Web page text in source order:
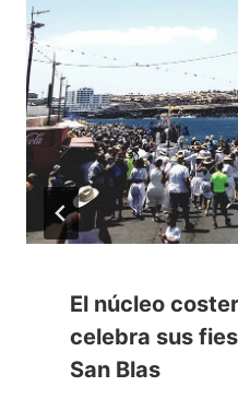
El núcleo
celebra sus
San Blas